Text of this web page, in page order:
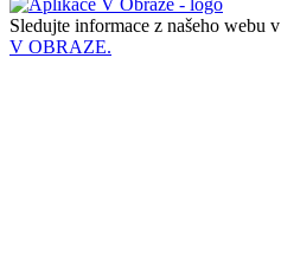
Sledujte informace z našeho webu v
V OBRAZE.